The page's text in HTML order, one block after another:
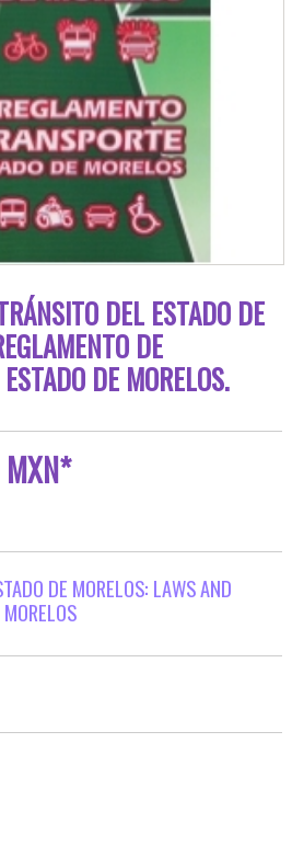
DEL ESTADO DE
DE
DE MORELOS.
DE MORELOS: LAWS AND